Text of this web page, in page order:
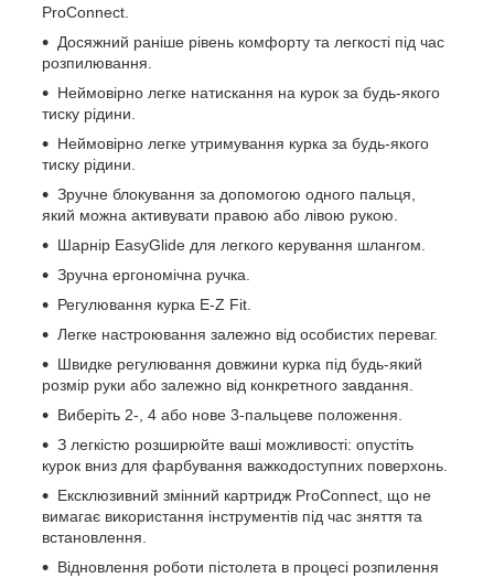
ProConnect.
Досяжний раніше рівень комфорту та легкості під час
розпилювання.
Неймовірно легке натискання на курок за будь-якого
тиску рідини.
Неймовірно легке утримування курка за будь-якого
тиску рідини.
Зручне блокування за допомогою одного пальця,
який можна активувати правою або лівою рукою.
Шарнір EasyGlide для легкого керування шлангом.
Зручна ергономічна ручка.
Регулювання курка E-Z Fit.
Легке настроювання залежно від особистих переваг.
Швидке регулювання довжини курка під будь-який
розмір руки або залежно від конкретного завдання.
Виберіть 2-, 4 або нове 3-пальцеве положення.
З легкістю розширюйте ваші можливості: опустіть
курок вниз для фарбування важкодоступних поверхонь.
Ексклюзивний змінний картридж ProConnect, що не
вимагає використання інструментів під час зняття та
встановлення.
Відновлення роботи пістолета в процесі розпилення